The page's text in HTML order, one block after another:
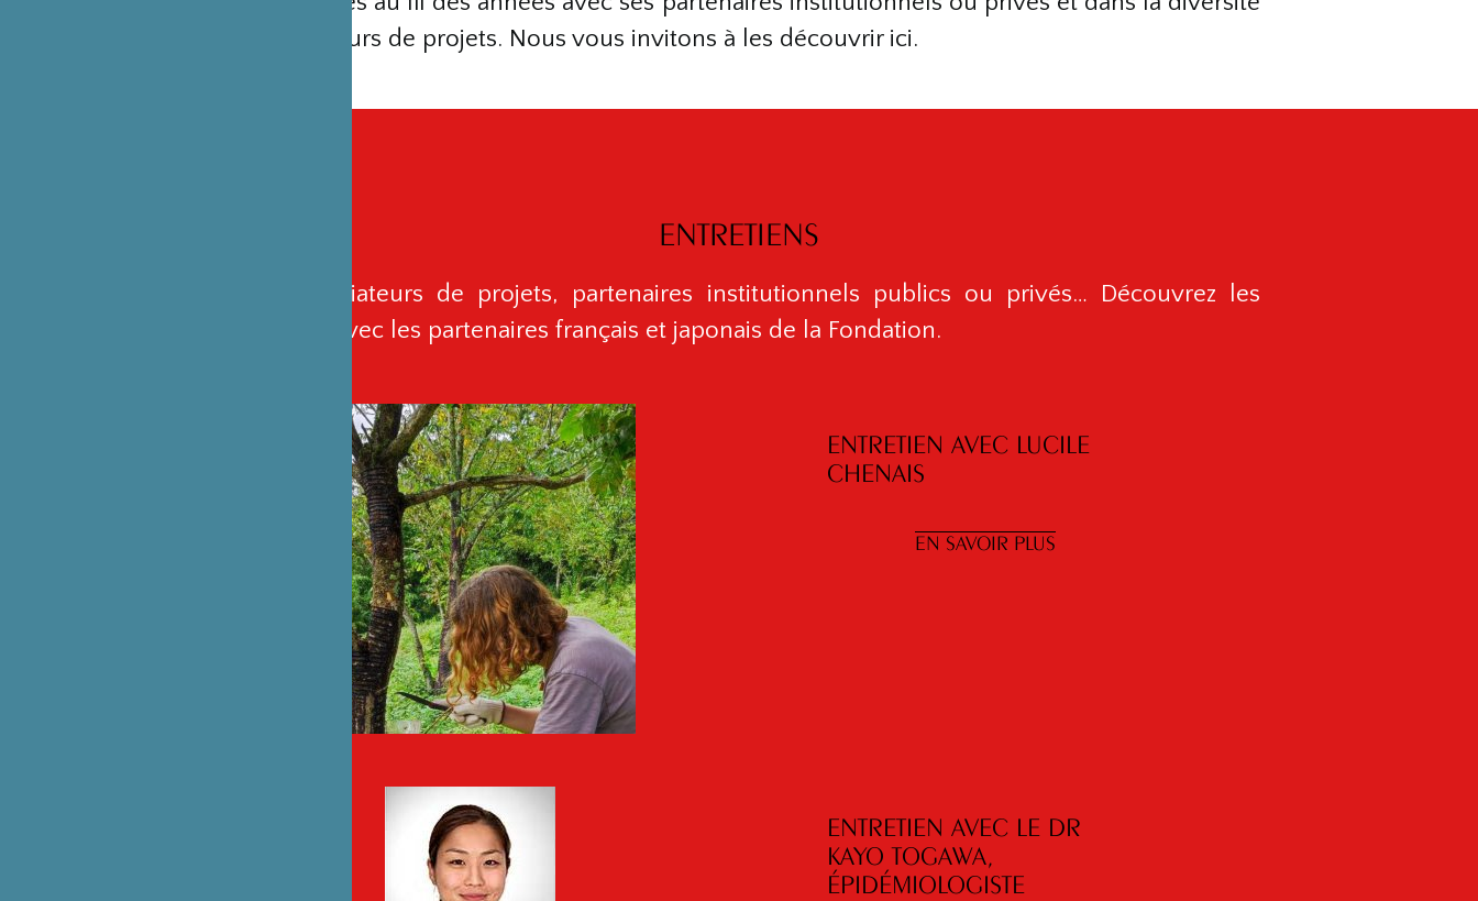
des apporteurs de projets. Nous vous invitons à les découvrir ici.
ENTRETIENS
Artistes, initiateurs de projets, partenaires institutionnels publics ou privés… Découvrez les
entretiens avec les partenaires français et japonais de la Fondation.
ENTRETIEN AVEC LUCILE
CHENAIS
EN SAVOIR PLUS
ENTRETIEN AVEC LE DR
KAYO TOGAWA,
ÉPIDÉMIOLOGISTE